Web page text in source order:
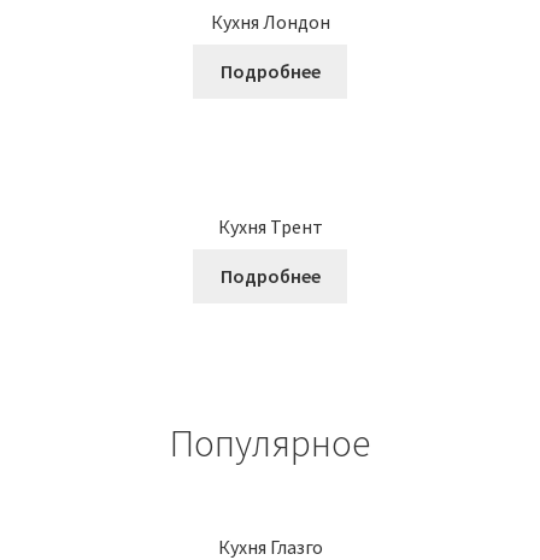
Кухня Лондон
Подробнее
Кухня Трент
Подробнее
Популярное
Кухня Глазго